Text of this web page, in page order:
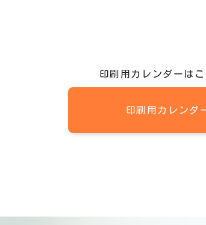
印刷用カレンダーはこ
印刷用カレンダ